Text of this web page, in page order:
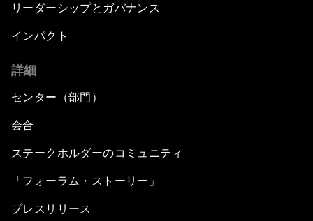
リーダーシップとガバナンス
インパクト
詳細
センター（部門）
会合
ステークホルダーのコミュニティ
「フォーラム・ストーリー」
プレスリリース